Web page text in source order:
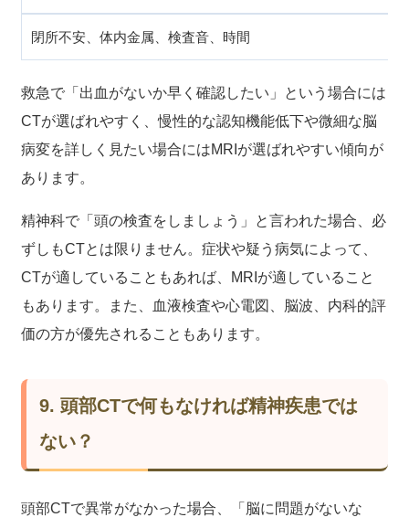
閉所不安、体内金属、検査音、時間
救急で「出血がないか早く確認したい」という場合には
CTが選ばれやすく、慢性的な認知機能低下や微細な脳
病変を詳しく見たい場合にはMRIが選ばれやすい傾向が
あります。
精神科で「頭の検査をしましょう」と言われた場合、必
ずしもCTとは限りません。症状や疑う病気によって、
CTが適していることもあれば、MRIが適していること
もあります。また、血液検査や心電図、脳波、内科的評
価の方が優先されることもあります。
9. 頭部CTで何もなければ精神疾患では
ない？
頭部CTで異常がなかった場合、「脳に問題がないな